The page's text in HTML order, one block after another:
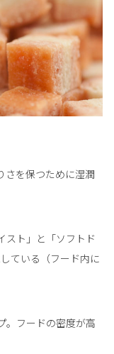
さを保つために湿潤
スト」と「ソフトド
ている（フード内に
。フードの密度が高